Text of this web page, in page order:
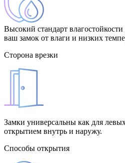
Высокий стандарт
ваш замок от влаги и низких
Сторона врезки
Замки универсальны как для
открытием внутрь и наружу.
Способы открытия